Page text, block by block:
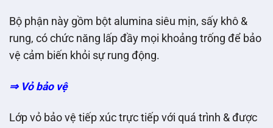
Bộ phận này gồm bột alumina siêu mịn, sấy khô &
rung, có chức năng lấp đầy mọi khoảng trống để bảo
vệ cảm biến khỏi sự rung động.
⇒ Vỏ bảo vệ
Lớp vỏ bảo vệ tiếp xúc trực tiếp với quá trình & được